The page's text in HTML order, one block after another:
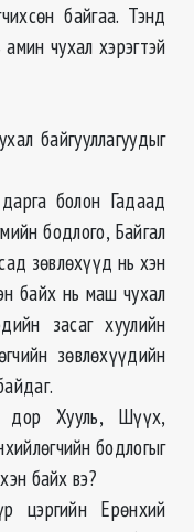
байгаа. Тэнд
чухал хэрэгтэй
байгууллагуудыг
болон Гадаад
бодлого, Байгал
зөвлөхүүд нь хэн
байх нь маш чухал
засаг хуулийн
зөвлөхүүдийн
дор Хууль, Шүүх,
бодлогыг
байх вэ?
цэргийн Ерөнхий